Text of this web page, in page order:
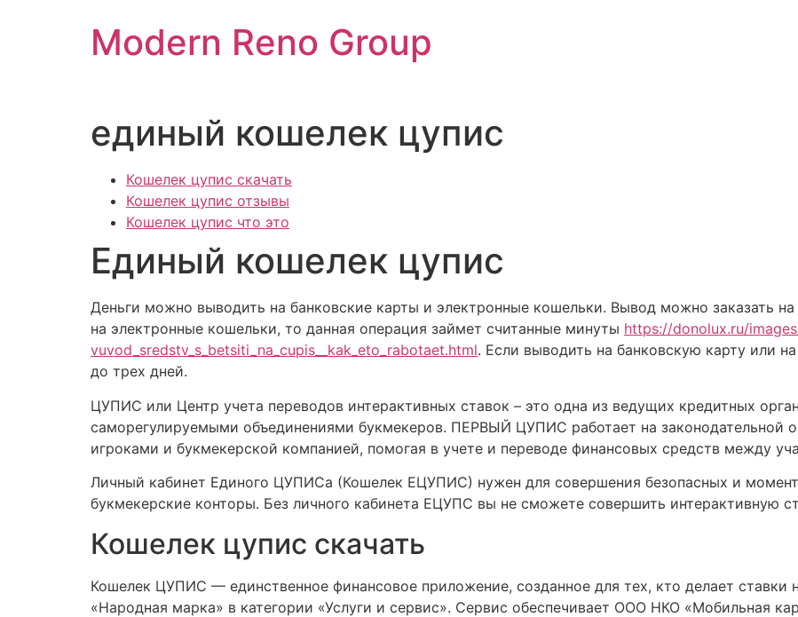
Modern Reno Group
единый кошелек цупис
Кошелек цупис скачать
Кошелек цупис отзывы
Кошелек цупис что это
Единый кошелек цупис
Деньги можно выводить на банковские карты и электронные кошельки. Вывод можно заказать
на электронные кошельки, то данная операция займет считанные минуты https://donolux.ru/
vuvod_sredstv_s_betsiti_na_cupis__kak_eto_rabotaet.html. Если выводить на банковскую карту или
до трех дней.
ЦУПИС или Центр учета переводов интерактивных ставок – это одна из ведущих кредитных
саморегулируемыми объединениями букмекеров. ПЕРВЫЙ ЦУПИС работает на законодательной
игроками и букмекерской компанией, помогая в учете и переводе финансовых средств между
Личный кабинет Единого ЦУПИСа (Кошелек ЕЦУПИС) нужен для совершения безопасных и
букмекерские конторы. Без личного кабинета ЕЦУПС вы не сможете совершить интерактивную
Кошелек цупис скачать
Кошелек ЦУПИС — единственное финансовое приложение, созданное для тех, кто делает ставки
«Народная марка» в категории «Услуги и сервис». Сервис обеспечивает ООО НКО «Мобильная